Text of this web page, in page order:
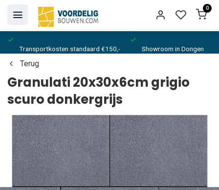
0
Transportkosten standaard €150,- Showroom in Dongen
Terug
Granulati 20x30x6cm grigio
scuro donkergrijs